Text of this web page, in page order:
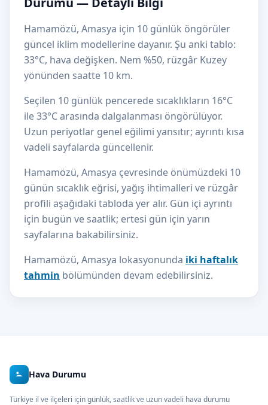
Hamamözü, Amasya için 10 günlük öngörüler
güncel iklim modellerine dayanır. Şu anki tablo:
33°C, hava değişken. Nem %50, rüzgâr Kuzey
yönünden saatte 10 km.
Seçilen 10 günlük pencerede sıcaklıkların 16°C
ile 33°C arasında dalgalanması öngörülüyor.
Uzun periyotlar genel eğilimi yansıtır; ayrıntı kısa
vadeli sayfalarda güncellenir.
Hamamözü, Amasya çevresinde önümüzdeki 10
günün sıcaklık eğrisi, yağış ihtimalleri ve rüzgâr
profili aşağıdaki tabloda yer alır. Gün içi ayrıntı
için bugün ve saatlik; ertesi gün için yarın
sayfalarına bakabilirsiniz.
Hamamözü, Amasya lokasyonunda iki haftalık
tahmin bölümünden devam edebilirsiniz.
Hava Durumu
Türkiye il ve ilçeleri için günlük, saatlik ve uzun vadeli hava durumu